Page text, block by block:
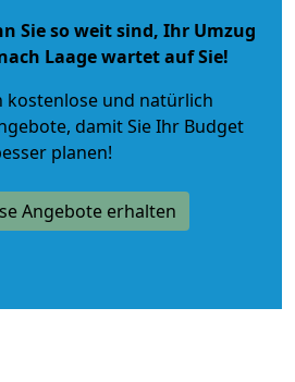
Sie so weit sind, Ihr Umzug
Laage wartet auf Sie!
kostenlose und natürlich
, damit Sie Ihr Budget
planen!
Angebote erhalten